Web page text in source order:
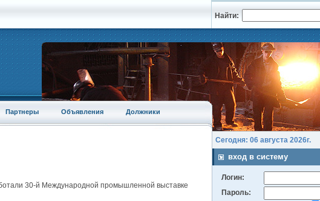
Найти:
Партнеры Объявления Должники
30-й Международной промышленной выставке
Сегодня: 06 августа 2026г.
вход в систему
Логин:
Пароль: